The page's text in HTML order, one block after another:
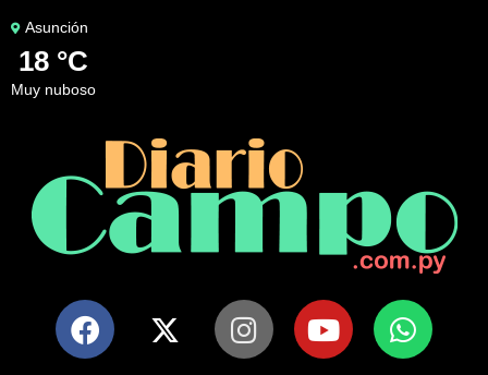
Asunción
18 °C
muy nuboso